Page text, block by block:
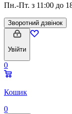
Пн.-Пт. з 11:00 до
Зворотний дзвінок
Увійти
0
Кошик
0